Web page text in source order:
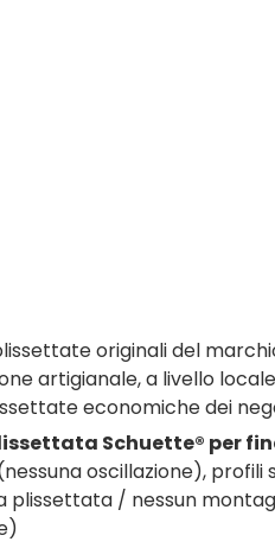
originali del
artigianale, a livello
economiche dei
Schuette® per
oscillazione),
/ nessun